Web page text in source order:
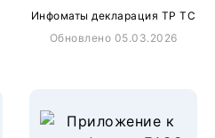
Инфоматы декларация ТР ТС
Обновлено 05.03.2026